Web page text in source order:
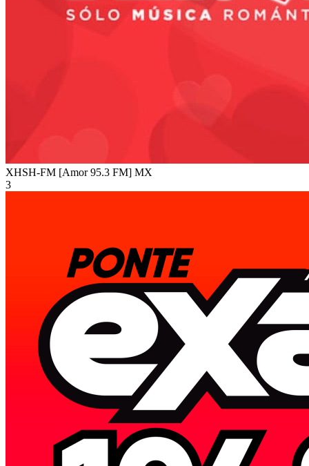
XHSH-FM [Amor 95.3 FM] MX
3